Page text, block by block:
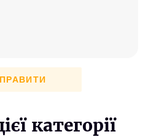
категорії